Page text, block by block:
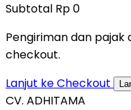
Subtotal Rp 0
Pengiriman dan
checkout.
Lanjut ke Checkout
CV. ADHITAMA